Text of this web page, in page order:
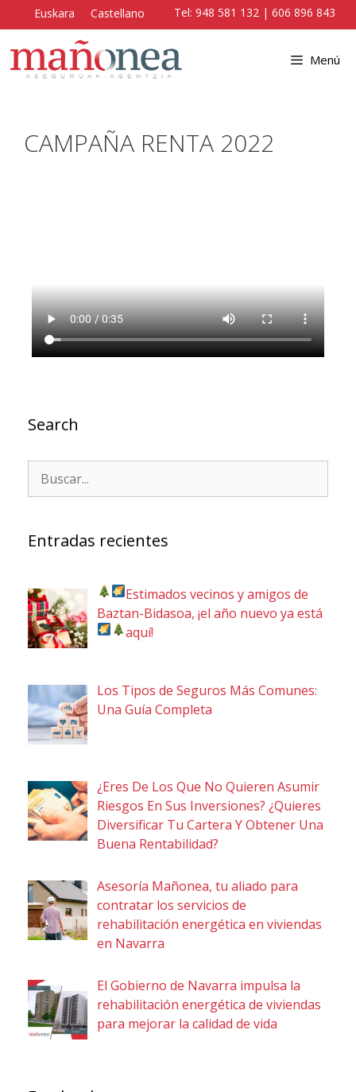
Euskara Castellano Tel: 948 581 132 | 606 896 843
Menú
CAMPAÑA RENTA 2022
Search
Entradas recientes
Estimados vecinos y amigos de
Baztan-Bidasoa, ¡el año nuevo ya está
aquí!
Los Tipos de Seguros Más Comunes:
Una Guía Completa
¿Eres De Los Que No Quieren Asumir
Riesgos En Sus Inversiones? ¿Quieres
Diversificar Tu Cartera Y Obtener Una
Buena Rentabilidad?
Asesoría Mañonea, tu aliado para
contratar los servicios de
rehabilitación energética en viviendas
en Navarra
El Gobierno de Navarra impulsa la
rehabilitación energética de viviendas
para mejorar la calidad de vida